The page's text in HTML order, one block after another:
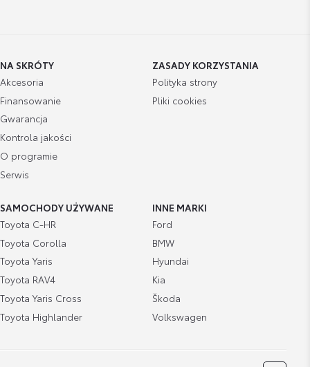
Cena brutto
Zobacz szczegóły
NA SKRÓTY
Akcesoria
Finansowanie
Gwarancja
Kontrola jakości
O programie
Serwis
ZASADY KORZYSTANIA
Polityka strony
Pliki cookies
SAMOCHODY UŻYWANE
Toyota C-HR
Toyota Corolla
Toyota Yaris
Toyota RAV4
Toyota Yaris Cross
Toyota Highlander
INNE MARKI
Ford
BMW
Hyundai
Kia
Škoda
Volkswagen